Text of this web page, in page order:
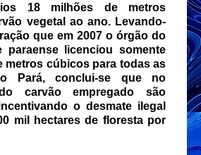
18 milhões de metros
vegetal ao ano. Levando-
que em 2007 o órgão do
paraense licenciou somente
metros cúbicos para todas as
Pará, conclui-se que no
carvão empregado são
o desmate ilegal
mil hectares de floresta por